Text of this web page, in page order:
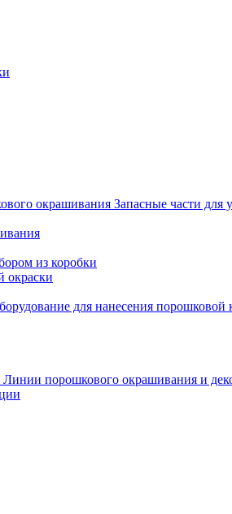
Запасные части для
из коробки
окраски
для нанесения порошковой
Линии порошкового окрашивания и